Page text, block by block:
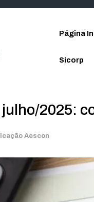
Página
Sicorp
2025:
Aescon